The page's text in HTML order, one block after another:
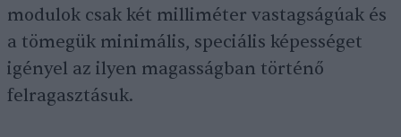
modulok csak két milliméter vastagságúak és
a tömegük minimális, speciális képességet
igényel az ilyen magasságban történő
felragasztásuk.